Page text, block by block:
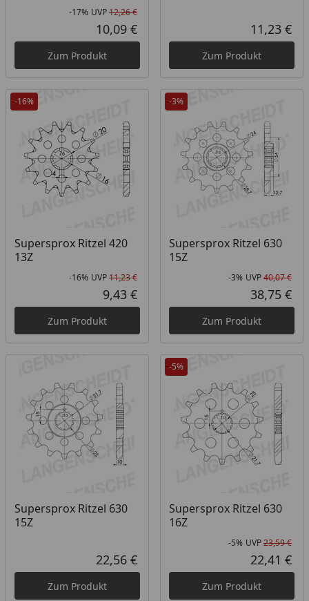
Rabatt in Prozent
-17%
Ursprünglicher Preis
UVP12,26 €
Aktueller Preis
10,09 €
Zum Produkt
11,23 €
Zum Produkt
-16%
Supersprox Ritzel 420
13Z
Rabatt in Prozent
-16%
Ursprünglicher Preis
UVP11,23 €
Aktueller Preis
9,43 €
Zum Produkt
-3%
Supersprox Ritzel 630
15Z
-3% UVP40,07 €
38,75 €
Zum Produkt
Supersprox Ritzel 630
15Z
Aktueller Preis
22,56 €
Zum Produkt
-5%
Supersprox Ritzel 630
16Z
-5% UVP23,59 €
22,41 €
Zum Produkt